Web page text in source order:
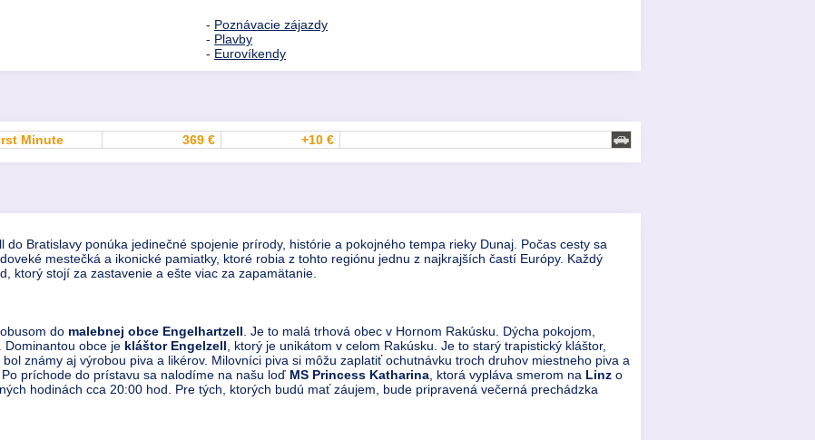
- Poznávacie zájazdy
- Plavby
- Eurovíkendy
Minute 369 € +10 €
do Bratislavy ponúka jedinečné spojenie prírody, histórie a pokojného tempa rieky Dunaj. Počas cesty sa
mestečká a ikonické pamiatky, ktoré robia z tohto regiónu jednu z najkrajších častí Európy. Každý
ktorý stojí za zastavenie a ešte viac za zapamätanie.
do malebnej obce Engelhartzell . Je to malá trhová obec v Hornom Rakúsku. Dýcha pokojom,
Dominantou obce je kláštor Engelzell , ktorý je unikátom v celom Rakúsku. Je to starý trapistický kláštor,
známy aj výrobou piva a likérov. Milovníci piva si môžu zaplatiť ochutnávku troch druhov miestneho piva a
príchode do prístavu sa nalodíme na našu loď MS Princess Katharina , ktorá vypláva smerom na Linz o
hodinách cca 20:00 hod. Pre tých, ktorých budú mať záujem, bude pripravená večerná prechádzka